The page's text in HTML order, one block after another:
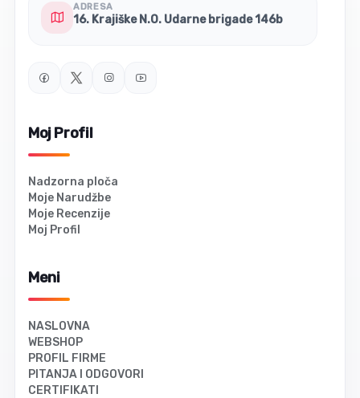
ADRESA
16. Krajiške N.O. Udarne brigade 146b
Moj Profil
Nadzorna ploča
Moje Narudžbe
Moje Recenzije
Moj Profil
Meni
NASLOVNA
WEBSHOP
PROFIL FIRME
PITANJA I ODGOVORI
CERTIFIKATI